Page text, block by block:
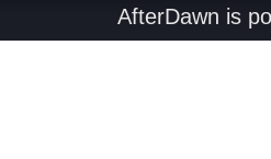
AfterDawn is